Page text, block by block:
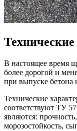
Технические
В настоящее время
более дорогой и
при выпуске
Технические
соответствуют ТУ
являются:
морозостойкость,